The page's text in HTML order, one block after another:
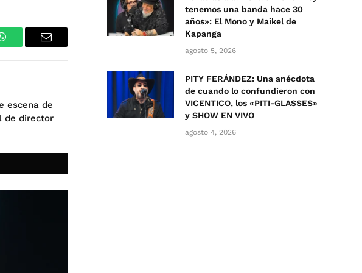
WhatsAppEmail
escena de
de director
tenemos una banda hace 30
años»: El Mono y Maikel de
Kapanga
agosto 5, 2026
PITY FERÁNDEZ: Una anécdota
de cuando lo confundieron con
VICENTICO, los «PITI-GLASSES»
y SHOW EN VIVO
agosto 4, 2026